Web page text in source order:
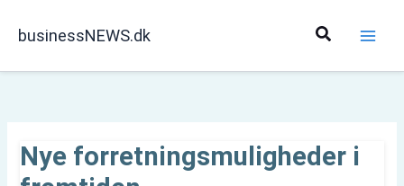
businessNEWS.dk Søg
Nye forretningsmuligheder i